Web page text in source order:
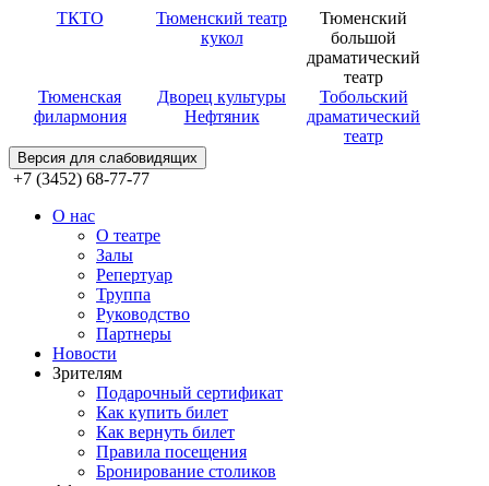
ТКТО
Тюменский театр
кукол
Тюменский
большой
драматический
театр
Тюменская
филармония
Дворец культуры
Нефтяник
Тобольский
драматический
театр
Версия для слабовидящих
+7 (3452) 68-77-77
О нас
О театре
Залы
Репертуар
Труппа
Руководство
Партнеры
Новости
Зрителям
Подарочный сертификат
Как купить билет
Как вернуть билет
Правила посещения
Бронирование столиков